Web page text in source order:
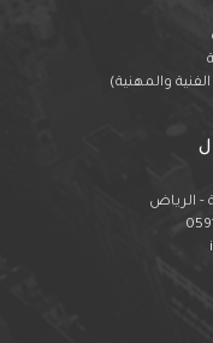
والمهنية)
- الرياض